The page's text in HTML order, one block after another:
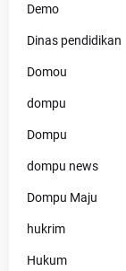
Demo
Dinas pendidikan
Domou
dompu
Dompu
dompu news
Dompu Maju
hukrim
Hukum